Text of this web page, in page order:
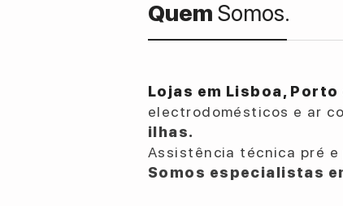
Quem Somos.
Lojas em Lisboa, Porto
electrodomésticos e ar
ilhas.
Assistência técnica pré e
Somos especialistas